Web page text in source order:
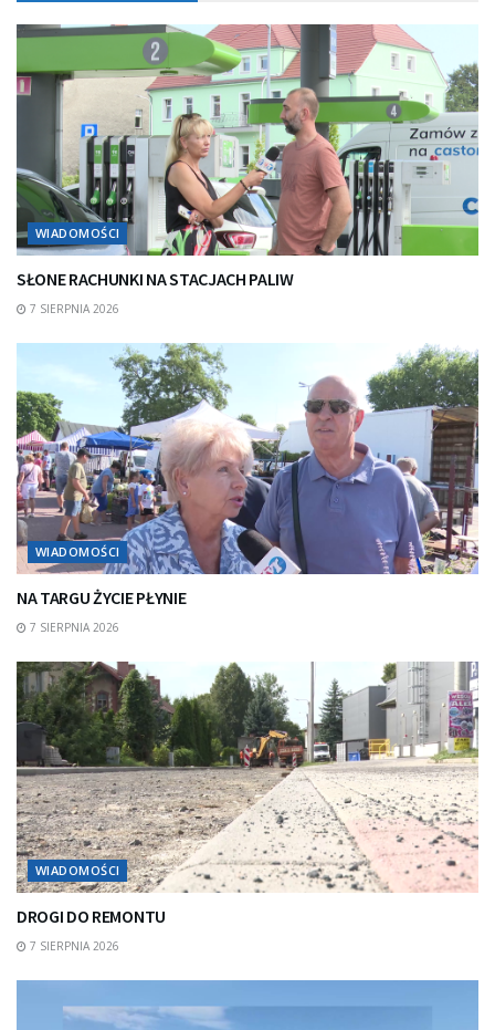
WIADOMOŚCI
SŁONE RACHUNKI NA STACJACH PALIW
7 SIERPNIA 2026
WIADOMOŚCI
NA TARGU ŻYCIE PŁYNIE
7 SIERPNIA 2026
WIADOMOŚCI
DROGI DO REMONTU
7 SIERPNIA 2026